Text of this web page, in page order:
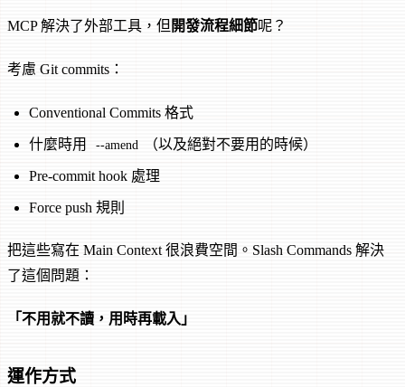
MCP 解決了外部工具，但 開發流程細節呢？
考慮 Git commits：
Conventional Commits 格式
什麼時用 --amend （以及絕對不要用的時候）
Pre-commit hook 處理
Force push 規則
把這些寫在 Main Context 很浪費空間。Slash Commands 解決
了這個問題：
「不用就不讀，用時再載入」
運作方式